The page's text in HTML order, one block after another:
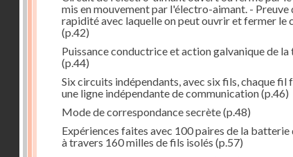
mis en mouvement par l'électro-aimant. - Preuve
rapidité avec laquelle on peut ouvrir et fermer le
(p.42)
Puissance conductrice et action galvanique de la
(p.44)
Six circuits indépendants, avec six fils, chaque fil
une ligne indépendante de communication(p.46)
Mode de correspondance secrète(p.48)
Expériences faites avec 100 paires de la batterie
à travers 160 milles de fils isolés (p.57)